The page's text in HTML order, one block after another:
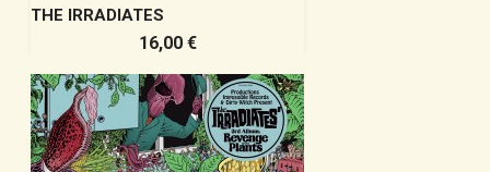
THE IRRADIATES
Prix
16,00 €